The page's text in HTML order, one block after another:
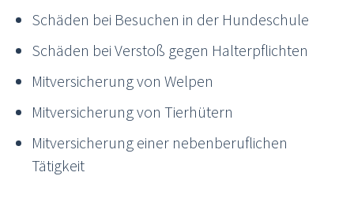
Schäden bei Besuchen in der Hundeschule
Schäden bei Verstoß gegen Halterpflichten
Mitversicherung von Welpen
Mitversicherung von Tierhütern
Mitversicherung einer nebenberuflichen
Tätigkeit